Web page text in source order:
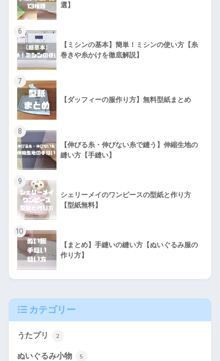
選】
6
【ミシンの基本】簡単！ミシンの使い方【糸
巻きや糸かけを徹底解説】
7
【ダッフィーの服作り方】無料型紙まとめ
8
【伸びる糸・伸びない糸で縫う】伸縮生地の
縫い方【手縫い】
9
シェリーメイのワンピースの型紙と作り方
【型紙無料】
10
【まとめ】手縫いの縫い方【ぬいぐるみ服の
作り方】
カテゴリー
うたプリ 2
ぬいぐるみ小物 5